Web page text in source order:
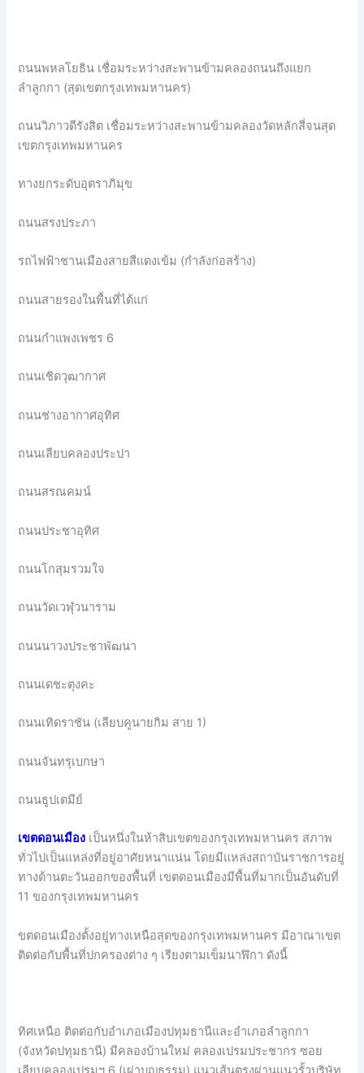
ถนนพหลโยธิน เชื่อมระหว่างสะพานข้ามคลองถนนถึงแยก
ลำลูกกา (สุดเขตกรุงเทพมหานคร)
ถนนวิภาวดีรังสิต เชื่อมระหว่างสะพานข้ามคลองวัดหลักสี่จนสุด
เขตกรุงเทพมหานคร
ทางยกระดับอุตราภิมุข
ถนนสรงประภา
รถไฟฟ้าชานเมืองสายสีแดงเข้ม (กำลังก่อสร้าง)
ถนนสายรองในพื้นที่ได้แก่
ถนนกำแพงเพชร 6
ถนนเชิดวุฒากาศ
ถนนช่างอากาศอุทิศ
ถนนเลียบคลองประปา
ถนนสรณคมน์
ถนนประชาอุทิศ
ถนนโกสุมรวมใจ
ถนนวัดเวฬุวนาราม
ถนนนาวงประชาพัฒนา
ถนนเดชะตุงคะ
ถนนเทิดราชัน (เลียบคูนายกิม สาย 1)
ถนนจันทรุเบกษา
ถนนธูปเตมีย์
เขตดอนเมือง เป็นหนึ่งในห้าสิบเขตของกรุงเทพมหานคร สภาพ
ทั่วไปเป็นแหล่งที่อยู่อาศัยหนาแน่น โดยมีแหล่งสถาบันราชการอยู่
ทางด้านตะวันออกของพื้นที่ เขตดอนเมืองมีพื้นที่มากเป็นอันดับที่
11 ของกรุงเทพมหานคร
ขตดอนเมืองตั้งอยู่ทางเหนือสุดของกรุงเทพมหานคร มีอาณาเขต
ติดต่อกับพื้นที่ปกครองต่าง ๆ เรียงตามเข็มนาฬิกา ดังนี้
ทิศเหนือ ติดต่อกับอำเภอเมืองปทุมธานีและอำเภอลำลูกกา
(จังหวัดปทุมธานี) มีคลองบ้านใหม่ คลองเปรมประชากร ซอย